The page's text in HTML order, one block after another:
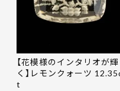
【花模様のインタリオが輝
く】レモンクォーツ
t